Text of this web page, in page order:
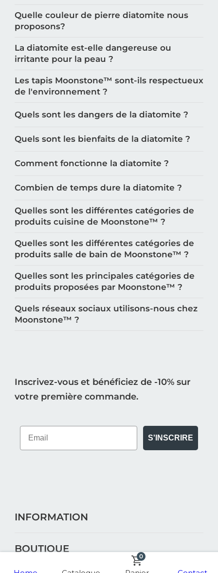
Quelle couleur de pierre diatomite nous
proposons?
La diatomite est-elle dangereuse ou
irritante pour la peau ?
Les tapis Moonstone™️ sont-ils respectueux
de l'environnement ?
Quels sont les dangers de la diatomite ?
Quels sont les bienfaits de la diatomite ?
Comment fonctionne la diatomite ?
Combien de temps dure la diatomite ?
Quelles sont les différentes catégories de
produits cuisine de Moonstone™️ ?
Quelles sont les différentes catégories de
produits salle de bain de Moonstone™️ ?
Quelles sont les principales catégories de
produits proposées par Moonstone™️ ?
Quels réseaux sociaux utilisons-nous chez
Moonstone™️ ?
Inscrivez-vous et bénéficiez de -10% sur
votre première commande.
S'INSCRIRE
INFORMATION
BOUTIQUE
0